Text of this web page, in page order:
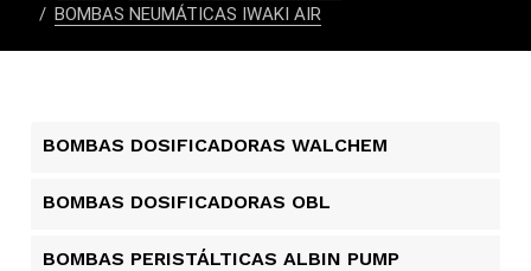
BOMBAS NEUMÁTICAS IWAKI AIR
BOMBAS DOSIFICADORAS WALCHEM
BOMBAS DOSIFICADORAS OBL
BOMBAS PERISTÁLTICAS ALBIN PUMP​